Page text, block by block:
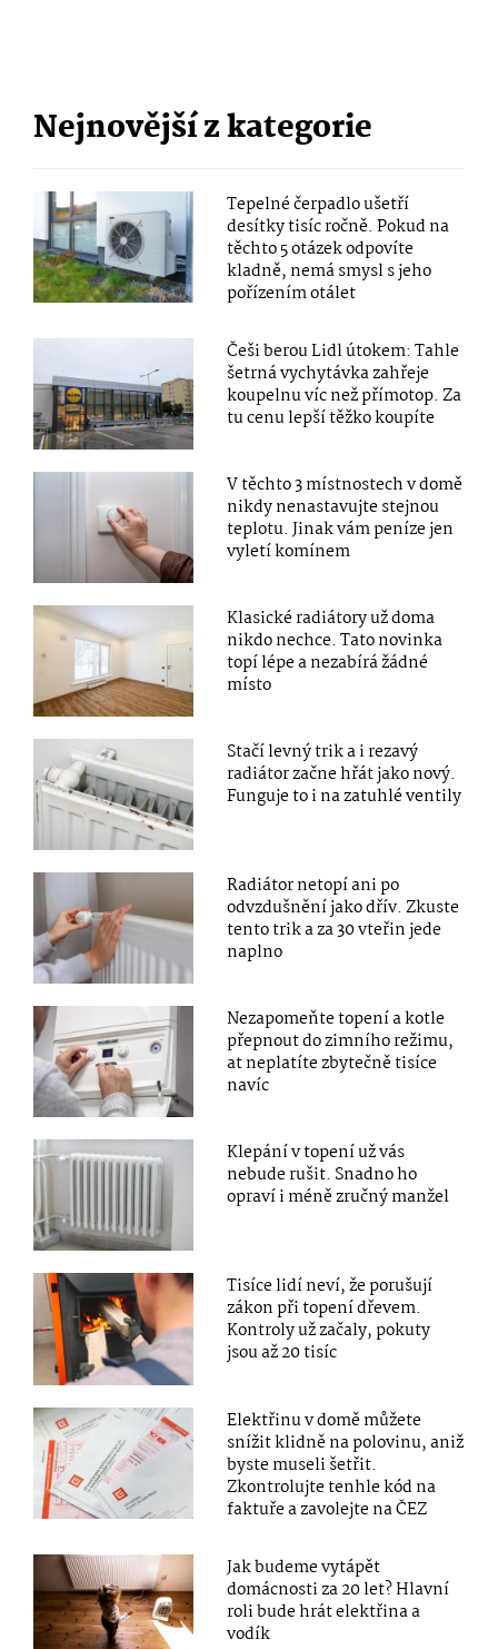
Nejnovější z kategorie
Tepelné čerpadlo ušetří
desítky tisíc ročně. Pokud na
těchto 5 otázek odpovíte
kladně, nemá smysl s jeho
pořízením otálet
Češi berou Lidl útokem: Tahle
šetrná vychytávka zahřeje
koupelnu víc než přímotop. Za
tu cenu lepší těžko koupíte
V těchto 3 místnostech v domě
nikdy nenastavujte stejnou
teplotu. Jinak vám peníze jen
vyletí komínem
Klasické radiátory už doma
nikdo nechce. Tato novinka
topí lépe a nezabírá žádné
místo
Stačí levný trik a i rezavý
radiátor začne hřát jako nový.
Funguje to i na zatuhlé ventily
Radiátor netopí ani po
odvzdušnění jako dřív. Zkuste
tento trik a za 30 vteřin jede
naplno
Nezapomeňte topení a kotle
přepnout do zimního režimu,
at neplatíte zbytečně tisíce
navíc
Klepání v topení už vás
nebude rušit. Snadno ho
opraví i méně zručný manžel
Tisíce lidí neví, že porušují
zákon při topení dřevem.
Kontroly už začaly, pokuty
jsou až 20 tisíc
Elektřinu v domě můžete
snížit klidně na polovinu, aniž
byste museli šetřit.
Zkontrolujte tenhle kód na
faktuře a zavolejte na ČEZ
Jak budeme vytápět
domácnosti za 20 let? Hlavní
roli bude hrát elektřina a
vodík